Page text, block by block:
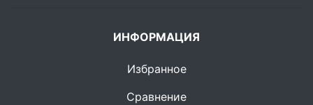
ИНФОРМАЦИЯ
Избранное
Сравнение